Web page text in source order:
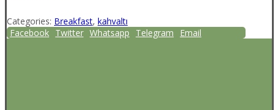
Categories: Breakfast, kahvaltı
Facebook Twitter Whatsapp Telegram Email